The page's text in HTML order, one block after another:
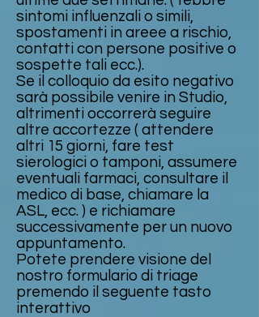
sintomi influenzali o simili,
spostamenti in areee a rischio,
contatti con persone positive o
sospette tali ecc.).
Se il colloquio da esito negativo
sarà possibile venire in Studio,
altrimenti occorrerà seguire
altre accortezze ( attendere
altri 15 giorni, fare test
sierologici o tamponi, assumere
eventuali farmaci, consultare il
medico di base, chiamare la
ASL, ecc. ) e richiamare
successivamente per un nuovo
appuntamento.
Potete prendere visione del
nostro formulario di triage
premendo il seguente tasto
interattivo